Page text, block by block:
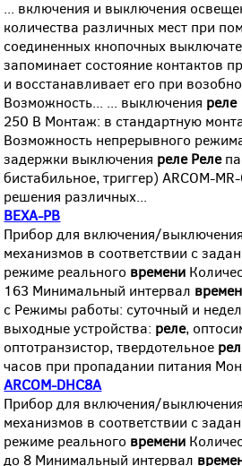
... включения и выключения
количества различных мест при
соединенных кнопочных
запоминает состояние контактов
и восстанавливает его при
Возможность... ... выключения реле
250 В Монтаж: в стандартную
Возможность непрерывного
задержки выключения реле Реле
бистабильное, триггер) ARCOM-
решения различных...
ВЕХА-РВ
Прибор для включения/
механизмов в соответствии с
режиме реального времени
163 Минимальный интервал
с Режимы работы: суточный и
выходные устройства: реле,
оптотранзистор, твердотельное
часов при пропадании питания
ARCOM-DHC8A
Прибор для включения/
механизмов в соответствии с
режиме реального времени
до 8 Минимальный интервал